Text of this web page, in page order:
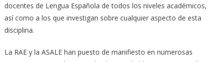
docentes de Lengua Española de todos los niveles académicos,
así como a los que investigan sobre cualquier aspecto de esta
disciplina.
La RAE y la ASALE han puesto de manifiesto en numerosas